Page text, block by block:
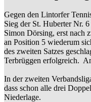
Gegen den Lintorfer
Sieg der St. Huberter Nr.
Simon Dörsing, erst nach
an Position 5 wiederum
des zweiten Satzes
Terbrüggen erfolgreich.
In der zweiten
dass schon alle drei
Niederlage.